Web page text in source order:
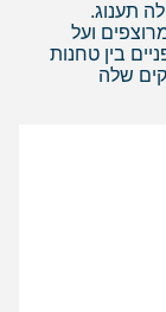
תענוג.
ועל
בין טחנות
שלה